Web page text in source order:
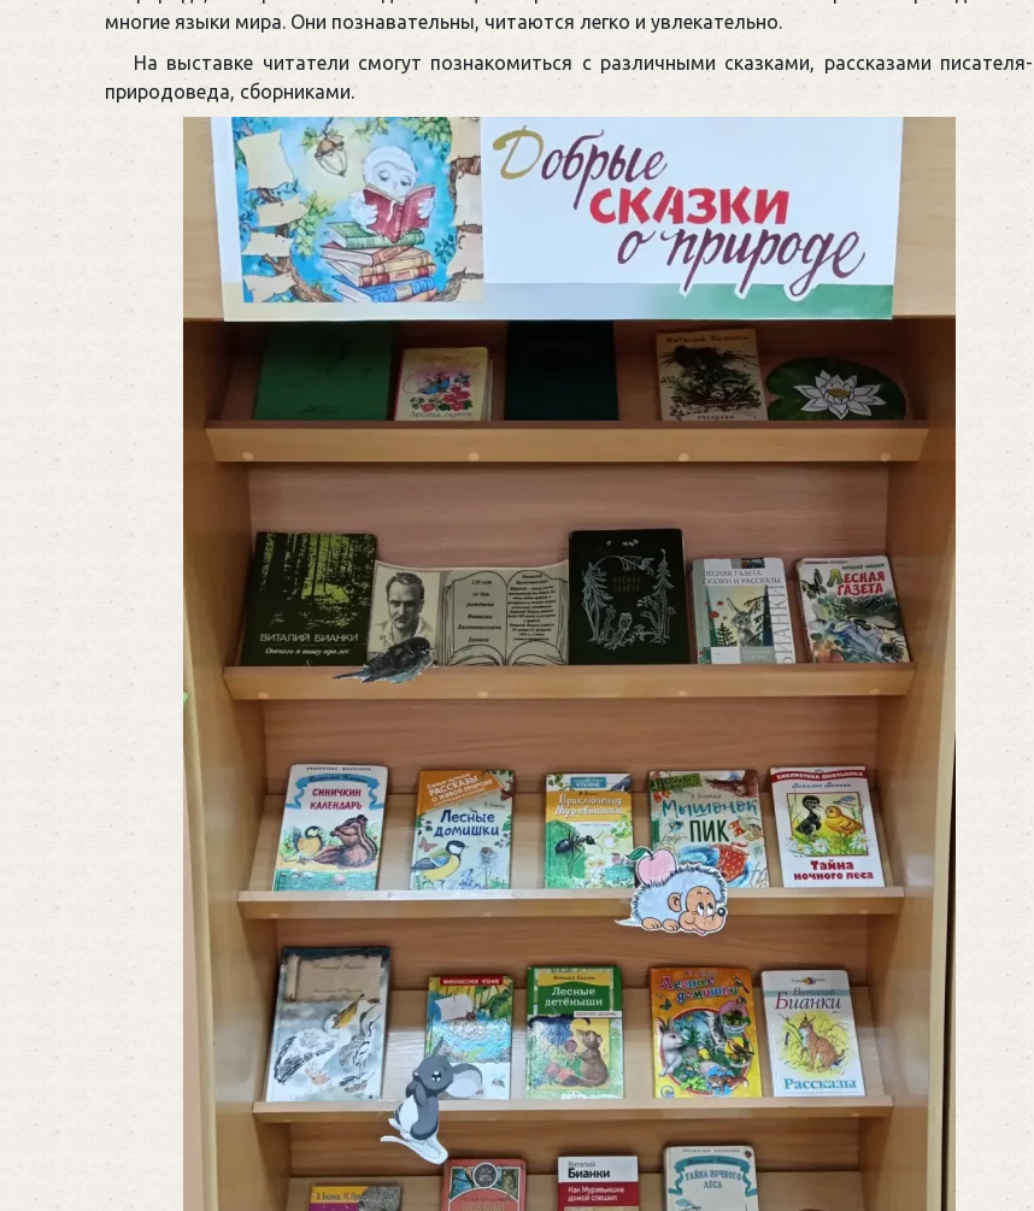
многие языки мира. Они познавательны, читаются легко и увлекательно.
На выставке читатели смогут познакомиться с различными сказками, рассказами писателя-
природоведа, сборниками.